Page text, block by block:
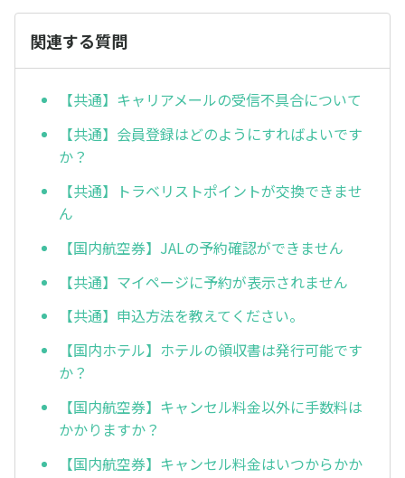
関連する質問
【共通】キャリアメールの受信不具合について
【共通】会員登録はどのようにすればよいです
か？
【共通】トラベリストポイントが交換できませ
ん
【国内航空券】JALの予約確認ができません
【共通】マイページに予約が表示されません
【共通】申込方法を教えてください。
【国内ホテル】ホテルの領収書は発行可能です
か？
【国内航空券】キャンセル料金以外に手数料は
かかりますか？
【国内航空券】キャンセル料金はいつからかか